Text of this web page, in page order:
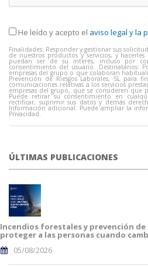
He leído y acepto el aviso legal y la
Finalidades: Responder y gestionar sus
de nuestros productos y servicios, y
puedan ser de su interés, incluso por
consentimiento del usuario. Destinatarios:
empresas del grupo o que colaboran
Prevención de Riesgos Laborales, SL para
comunicaciones relativas a los servicios
empresas del grupo, que se consideren que
Puede retirar su consentimiento en
rectificar, suprimir sus datos y demás
Información adicional: Puede ampliar la
Privacidad.
ÚLTIMAS PUBLICACIONES
Incendios forestales y prevención
proteger a las personas cuando
05/08/2026